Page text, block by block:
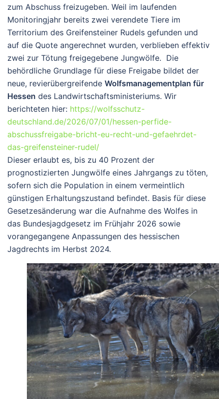
zum Abschuss freizugeben. Weil im laufenden
Monitoringjahr bereits zwei verendete Tiere im
Territorium des Greifensteiner Rudels gefunden und
auf die Quote angerechnet wurden, verblieben effektiv
zwei zur Tötung freigegebene Jungwölfe. Die
behördliche Grundlage für diese Freigabe bildet der
neue, revierübergreifende Wolfsmanagementplan für
Hessen des Landwirtschaftsministeriums. Wir
berichteten hier: https://wolfsschutz-
deutschland.de/2026/07/01/hessen-perfide-
abschussfreigabe-bricht-eu-recht-und-gefaehrdet-
das-greifensteiner-rudel/
Dieser erlaubt es, bis zu 40 Prozent der
prognostizierten Jungwölfe eines Jahrgangs zu töten,
sofern sich die Population in einem vermeintlich
günstigen Erhaltungszustand befindet. Basis für diese
Gesetzesänderung war die Aufnahme des Wolfes in
das Bundesjagdgesetz im Frühjahr 2026 sowie
vorangegangene Anpassungen des hessischen
Jagdrechts im Herbst 2024.